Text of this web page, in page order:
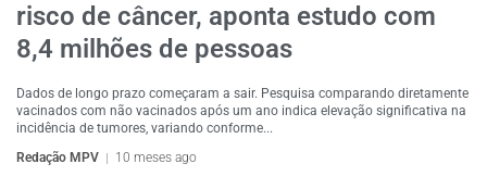
risco de câncer, aponta estudo com
8,4 milhões de pessoas
Dados de longo prazo começaram a sair. Pesquisa comparando diretamente
vacinados com não vacinados após um ano indica elevação significativa na
incidência de tumores, variando conforme...
Redação MPV
10 meses ago